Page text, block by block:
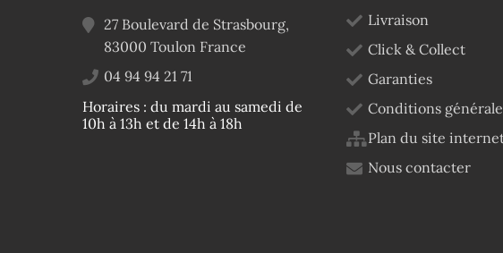
27 Boulevard de Strasbourg,
83000 Toulon France
04 94 94 21 71
Horaires : du mardi au samedi de
10h à 13h et de 14h à 18h
Livraison
Click & Collect
Garanties
Conditions
Plan du site
Nous contacter